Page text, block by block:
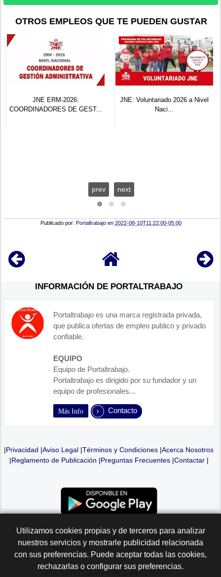
OTROS EMPLEOS QUE TE PUEDEN GUSTAR
JNE ERM-2026:
COORDINADORES DE GEST...
JNE: Voluntariado 2026 a Nivel
Naci...
prev next
Publicado por: Portaltrabajo en 2022-08-10T11:22:00-05:00
INFORMACIÓN DE PORTALTRABAJO
Portaltrabajo es una marca registrada privada,
que publica ofertas de empleo publico y privado
confiable.
EQUIPO
Equipo de Portaltrabajo.
Portaltrabajo es dirigido por su fundador y un
equipo de profesionales...
Más Info Contacto
|Privacidad |Aviso Legal |Términos y Condiciones |Acerca Nosotros
|Reglamento de Publicación |Preguntas Frecuentes|Contactar|
Utilizamos cookies propias y de terceros para analizar
nuestros servicios y mostrarle publicidad relacionada
con sus preferencias. Puede aceptar todas las cookies,
rechazarlas o configurar sus preferencias.
REGRESAR A LACIMA